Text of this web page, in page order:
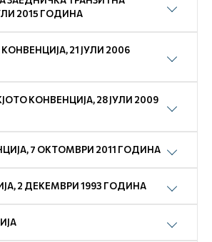
2015 ГОДИНА
21 ЈУЛИ 2006
КОНВЕНЦИЈА, 28 ЈУЛИ 2009
7 ОКТОМВРИ 2011 ГОДИНА
2 ДЕКЕМВРИ 1993 ГОДИНА